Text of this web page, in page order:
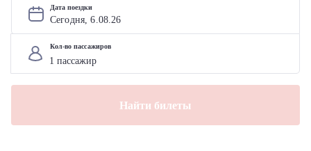
Дата поездки
Сегодня, 6.08.26
Кол-во пассажиров
Найти билеты